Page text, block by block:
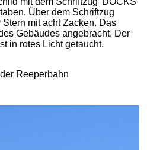
Reeperbahn